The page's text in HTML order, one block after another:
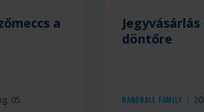
05.
a
Handball Family
döntőre